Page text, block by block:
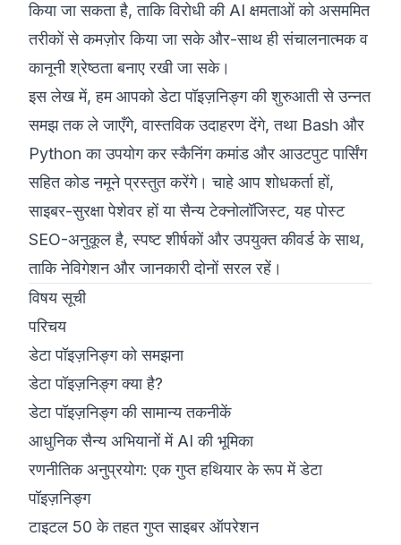
किया जा सकता है, ताकि विरोधी की AI क्षमताओं को असममित
तरीकों से कमज़ोर किया जा सके और-साथ ही संचालनात्मक व
कानूनी श्रेष्ठता बनाए रखी जा सके।
इस लेख में, हम आपको डेटा पॉइज़निङ्ग की शुरुआती से उन्नत
समझ तक ले जाएँगे, वास्तविक उदाहरण देंगे, तथा Bash और
Python का उपयोग कर स्कैनिंग कमांड और आउटपुट पार्सिंग
सहित कोड नमूने प्रस्तुत करेंगे। चाहे आप शोधकर्ता हों,
साइबर-सुरक्षा पेशेवर हों या सैन्य टेक्नोलॉजिस्ट, यह पोस्ट
SEO-अनुकूल है, स्पष्ट शीर्षकों और उपयुक्त कीवर्ड के साथ,
ताकि नेविगेशन और जानकारी दोनों सरल रहें।
विषय सूची
परिचय
डेटा पॉइज़निङ्ग को समझना
डेटा पॉइज़निङ्ग क्या है?
डेटा पॉइज़निङ्ग की सामान्य तकनीकें
आधुनिक सैन्य अभियानों में AI की भूमिका
रणनीतिक अनुप्रयोग: एक गुप्त हथियार के रूप में डेटा
पॉइज़निङ्ग
टाइटल 50 के तहत गुप्त साइबर ऑपरेशन